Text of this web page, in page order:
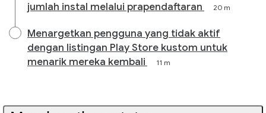
jumlah instal melalui prapendaftaran
20 m
Menargetkan pengguna yang tidak aktif
dengan listingan Play Store kustom untuk
menarik mereka kembali
11 m